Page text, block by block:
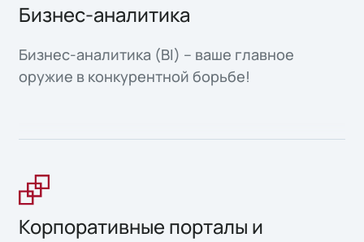
Бизнес-аналитика
Бизнес-аналитика (BI) – ваше главное
оружие в конкурентной борьбе!
Корпоративные порталы и